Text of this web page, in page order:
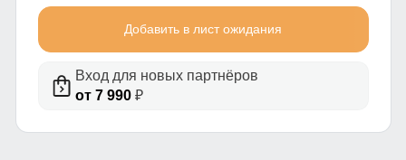
Добавить в лист ожидания
Вход для новых партнёров
от 7 990₽